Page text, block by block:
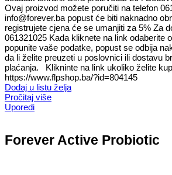
Ovaj proizvod možete poručiti na telefon
info@forever.ba popust će biti naknadno
registrujete cjena će se umanjiti za 5% Za
061321025 Kada kliknete na link odaberite
popunite vaše podatke, popust se odbija
da li želite preuzeti u poslovnici ili dostavu
plaćanja. Klikninte na link ukoliko želite
https://www.flpshop.ba/?id=804145
Dodaj u listu želja
Pročitaj više
Uporedi
Forever Active Probiotic